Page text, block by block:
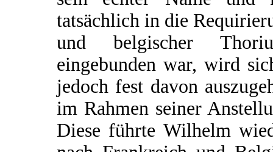
tatsächlich in die
und belgischer
eingebunden war, wird
jedoch fest davon
im Rahmen seiner
Diese führte Wilhelm